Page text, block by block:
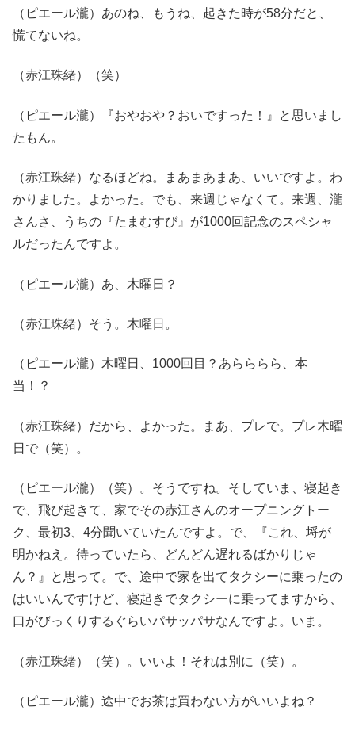
（ピエール瀧）あのね、もうね、起きた時が58分だと、
慌てないね。
（赤江珠緒）（笑）
（ピエール瀧）『おやおや？おいですった！』と思いまし
たもん。
（赤江珠緒）なるほどね。まあまあまあ、いいですよ。わ
かりました。よかった。でも、来週じゃなくて。来週、瀧
さんさ、うちの『たまむすび』が1000回記念のスペシャ
ルだったんですよ。
（ピエール瀧）あ、木曜日？
（赤江珠緒）そう。木曜日。
（ピエール瀧）木曜日、1000回目？あらららら、本
当！？
（赤江珠緒）だから、よかった。まあ、プレで。プレ木曜
日で（笑）。
（ピエール瀧）（笑）。そうですね。そしていま、寝起き
で、飛び起きて、家でその赤江さんのオープニングトー
ク、最初3、4分聞いていたんですよ。で、『これ、埒が
明かねえ。待っていたら、どんどん遅れるばかりじゃ
ん？』と思って。で、途中で家を出てタクシーに乗ったの
はいいんですけど、寝起きでタクシーに乗ってますから、
口がびっくりするぐらいパサッパサなんですよ。いま。
（赤江珠緒）（笑）。いいよ！それは別に（笑）。
（ピエール瀧）途中でお茶は買わない方がいいよね？